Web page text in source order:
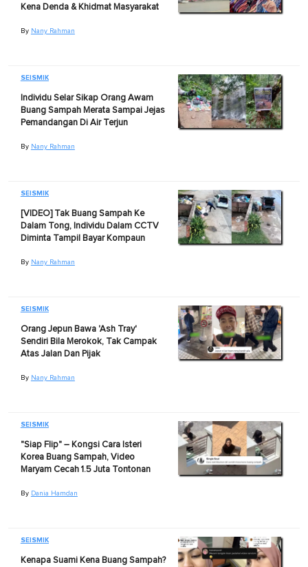
Kena Denda & Khidmat Masyarakat
By Nany Rahman
SEISMIK
Individu Selar Sikap Orang Awam
Buang Sampah Merata Sampai Jejas
Pemandangan Di Air Terjun
By Nany Rahman
SEISMIK
[VIDEO] Tak Buang Sampah Ke
Dalam Tong, Individu Dalam CCTV
Diminta Tampil Bayar Kompaun
By Nany Rahman
SEISMIK
Orang Jepun Bawa 'Ash Tray'
Sendiri Bila Merokok, Tak Campak
Atas Jalan Dan Pijak
By Nany Rahman
SEISMIK
"Siap Flip" – Kongsi Cara Isteri
Korea Buang Sampah, Video
Maryam Cecah 1.5 Juta Tontonan
By Dania Hamdan
SEISMIK
Kenapa Suami Kena Buang Sampah?